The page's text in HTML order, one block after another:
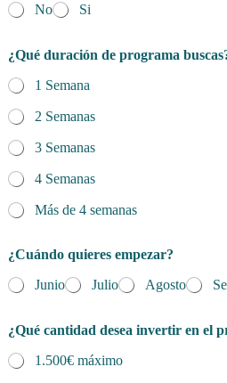
No
Si
¿Qué duración de programa
1 Semana
2 Semanas
3 Semanas
4 Semanas
Más de 4 semanas
¿Cuándo quieres empezar?
Junio
Julio Agosto
¿Qué cantidad desea invertir en el
1.500€ máximo